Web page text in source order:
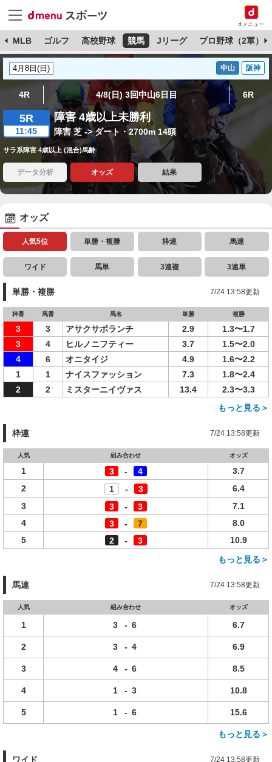
dメニュー
MLB ゴルフ 高校野球 競馬 Jリーグ プロ野球（2軍）
中山 阪神
4R 4/8(日) 3回中山6日目 6R
5R
11:45
障害 4歳以上未勝利
障害 芝 -> ダート・2700m 14頭
サラ系障害 4歳以上 (混合)馬齢
データ分析 オッズ 結果
オッズ
人気5位 単勝・複勝 枠連 馬連
ワイド 馬単 3連複 3連単
単勝・複勝 7/24 13:58更新
枠番 馬番 馬名 単勝 複勝
3 3 アサクサボランチ 2.9
1.3〜1.7
3
4 ヒルノニフティー 3.7
1.5〜2.0
4
6 オニタイジ 4.9
1.6〜2.2
1
1 ナイスファッション 7.3
1.8〜2.4
2
2 ミスターニイヴァス 13.4
2.3〜3.3
もっと見る＞
枠連 7/24 13:58更新
人気 組み合わせ オッズ
1 3 - 4
3.7
2
1 - 3
6.4
3
3 - 3
7.1
4
3 - 7
8.0
5
2 - 3
10.9
もっと見る＞
馬連 7/24 13:58更新
人気 組み合わせ オッズ
1 3 - 6 6.7
2 3 - 4 6.9
3 4 - 6 8.5
4 1 - 3 10.8
5 1 - 6 15.6
もっと見る＞
ワイド 7/24 13:58更新